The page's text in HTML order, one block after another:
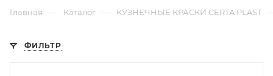
Главная — Каталог — КУЗНЕЧНЫЕ КРАСКИ CERTA PLAST
ФИЛЬТР